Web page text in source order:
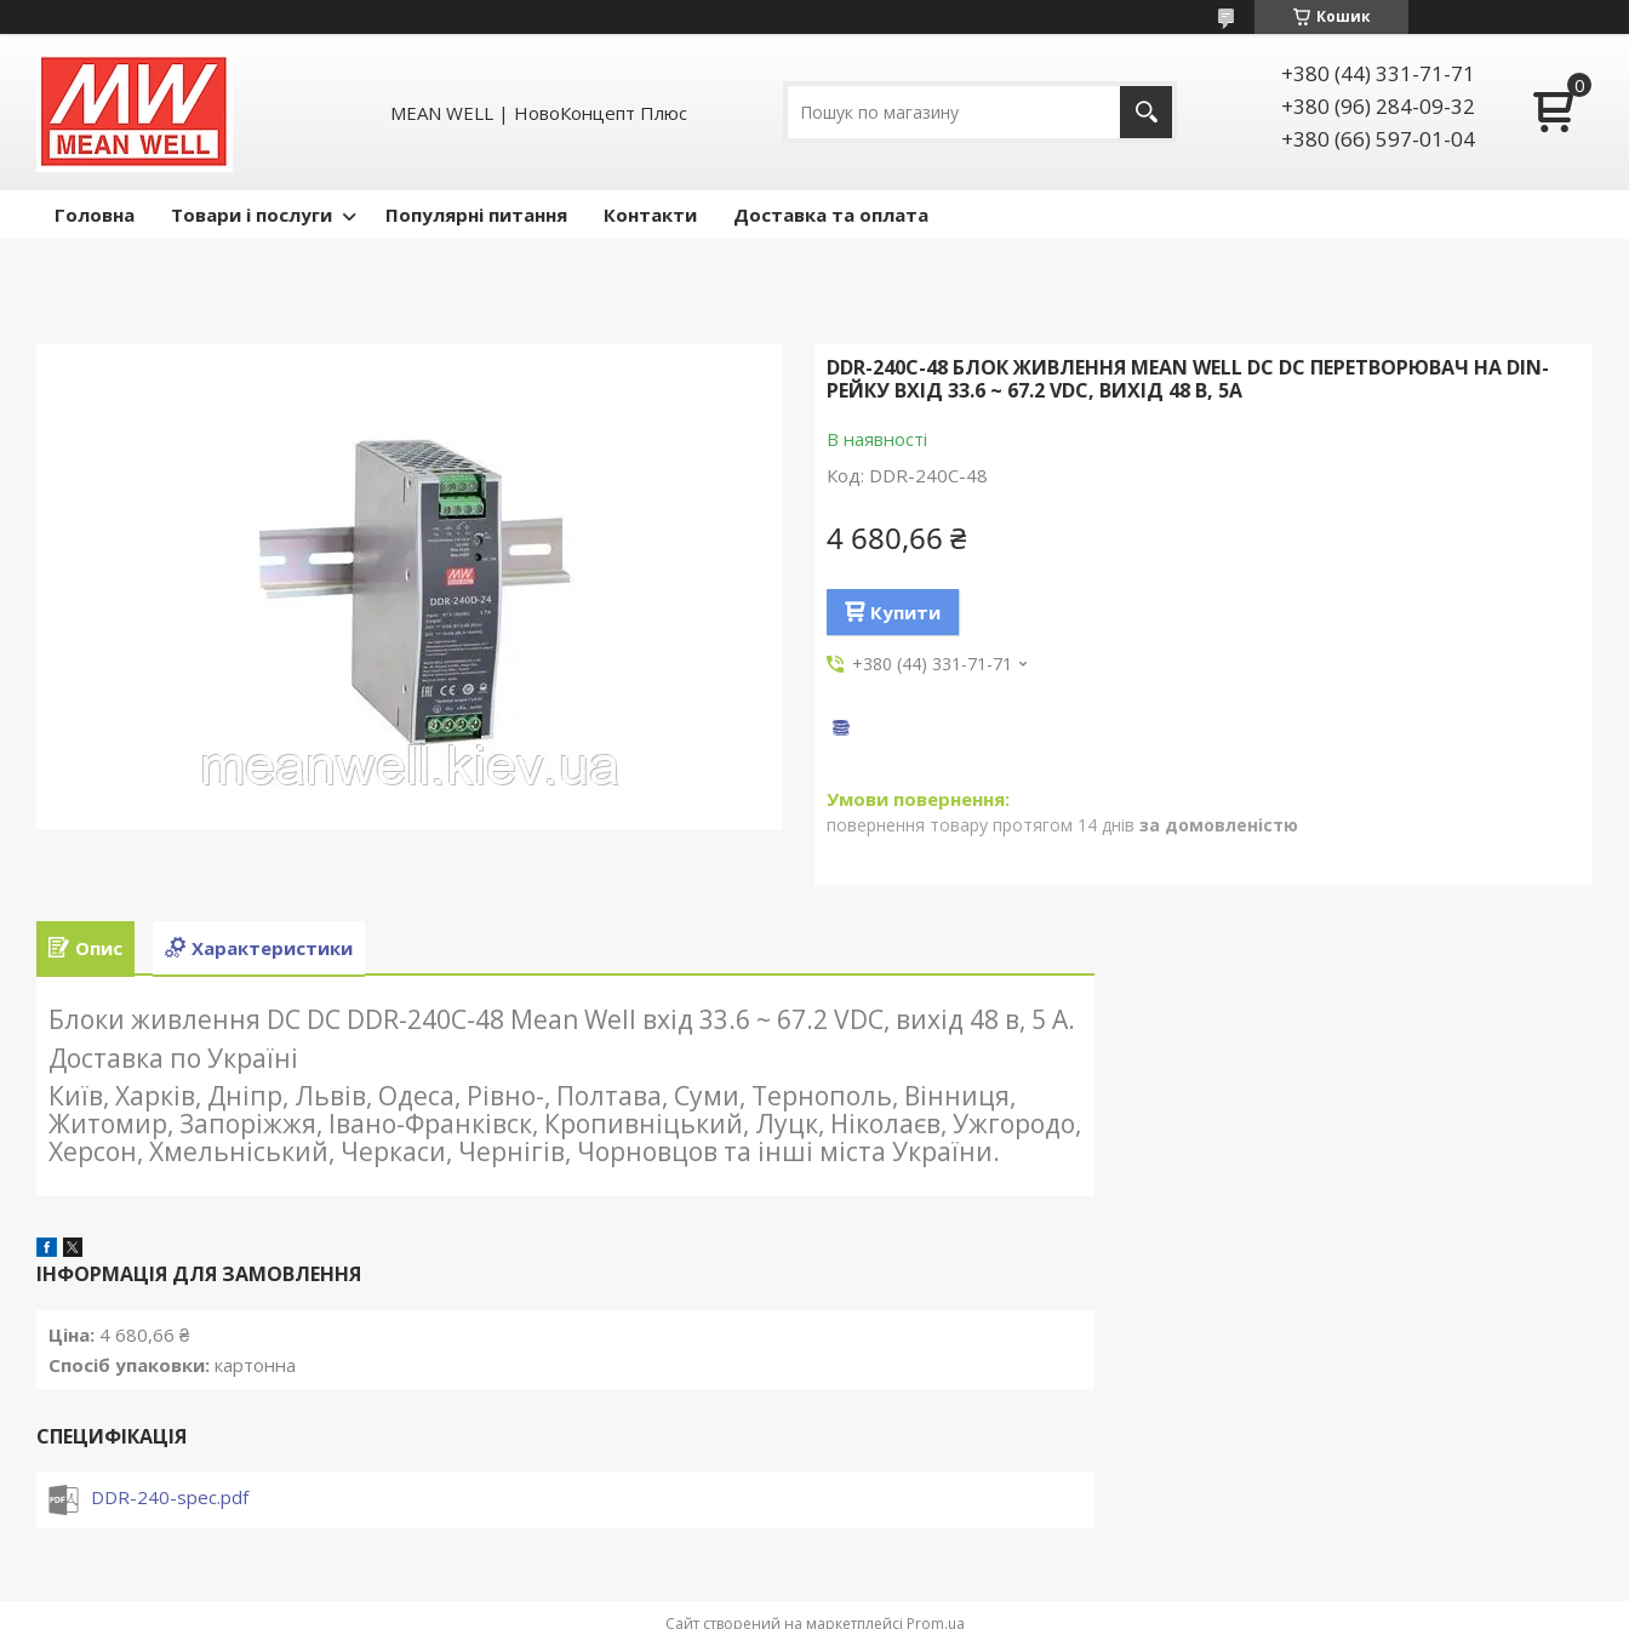
Кошик
MEAN WELL | НовоКонцепт Плюс
+380 (44) 331-71-71
+380 (96) 284-09-32
+380 (66) 597-01-04
Головна Товари і послуги Популярні питання Контакти Доставка та оплата
DDR-240C-48 БЛОК ЖИВЛЕННЯ MEAN WELL DC DC ПЕРЕТВОРЮВАЧ НА DIN-
РЕЙКУ ВХІД 33.6 ~ 67.2 VDC, ВИХІД 48 В, 5A
В наявності
Код: DDR-240C-48
4 680,66 ₴
Купити
+380 (44) 331-71-71
повернення товару протягом 14 днів за домовленістю
Опис Характеристики
Блоки живлення DC DC DDR-240C-48 Mean Well вхід 33.6 ~ 67.2 VDC, вихід 48 в, 5 A.
Доставка по Україні
Київ, Харків, Дніпр, Львів, Одеса, Рівно-, Полтава, Суми, Тернополь, Вінниця,
Житомир, Запоріжжя, Івано-Франківск, Кропивніцький, Луцк, Ніколаєв, Ужгородо,
Херсон, Хмельніський, Черкаси, Чернігів, Чорновцов та інші міста України.
ІНФОРМАЦІЯ ДЛЯ ЗАМОВЛЕННЯ
Ціна: 4 680,66 ₴
Спосіб упаковки: картонна
СПЕЦИФІКАЦІЯ
DDR-240-spec.pdf
Сайт створений на маркетплейсі Prom.ua